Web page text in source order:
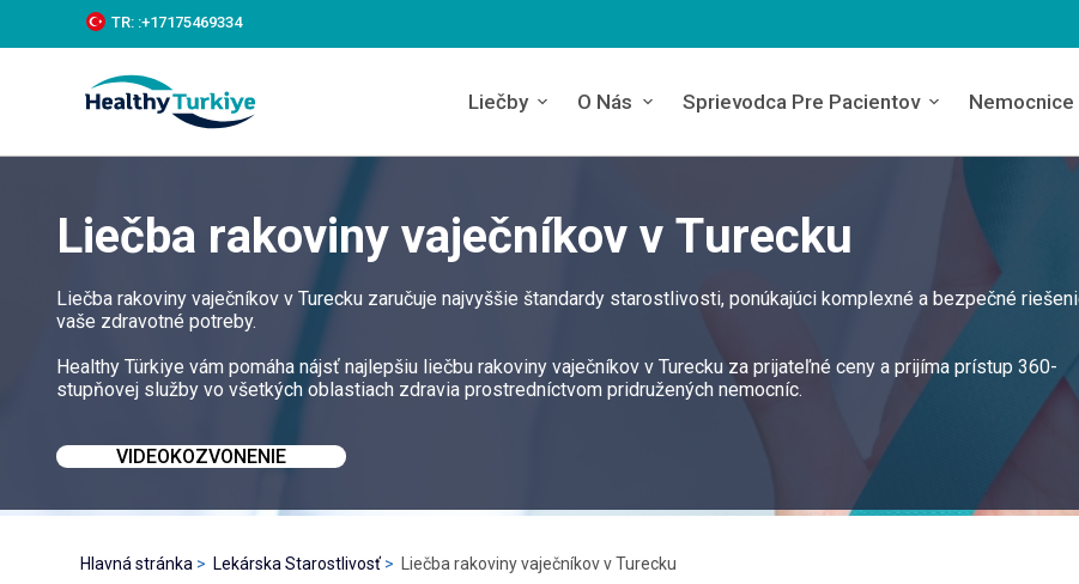
k
c
TR: :+‪17175469334‬
Liečby O Nás Sprievodca Pre Pacientov Nemocnice
Liečba rakoviny vaječníkov v Turecku
Liečba rakoviny vaječníkov v Turecku zaručuje najvyššie štandardy starostlivosti, ponúkajúci komplexné a bezpečné
vaše zdravotné potreby.
Healthy Türkiye vám pomáha nájsť najlepšiu liečbu rakoviny vaječníkov v Turecku za prijateľné ceny a prijíma prístup 360-
stupňovej služby vo všetkých oblastiach zdravia prostredníctvom pridružených nemocníc.
VIDEOKOZVONENIE
Hlavná stránka Lekárska Starostlivosť Liečba rakoviny vaječníkov v Turecku